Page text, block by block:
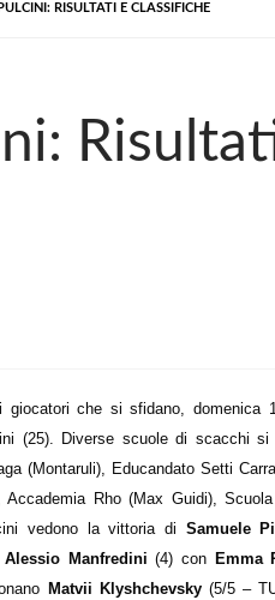
RISULTATI E CLASSIFICHE
giocatori che si sfidano, domenica
(25). Diverse scuole di scacchi si
(Montaruli), Educandato Setti
Rho (Max Guidi),
vedono la vittoria di Samuele
Alessio Manfredini (4) con Emma
Matvii Klyshchevsky(5/5 –